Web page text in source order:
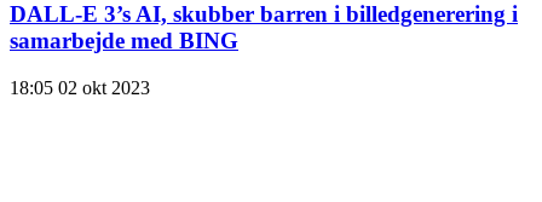
DALL-E 3’s AI, skubber barren i billedgenerering i
samarbejde med BING
18:05 02 okt 2023